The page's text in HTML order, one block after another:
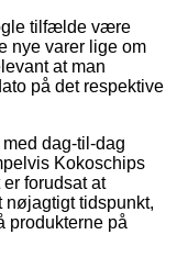
tilfælde være
nye varer lige om
at man
på det respektive
dag-til-dag
Kokoschips
forudsat at
nøjagtigt tidspunkt,
produkterne på